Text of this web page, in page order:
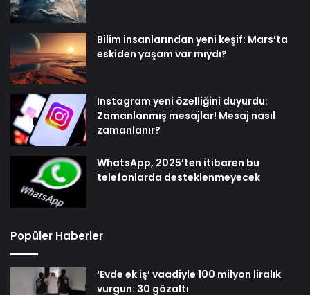
Bilim insanlarından yeni keşif: Mars’ta
eskiden yaşam var mıydı?
Instagram yeni özelliğini duyurdu:
Zamanlanmış mesajlar! Mesaj nasıl
zamanlanır?
WhatsApp, 2025’ten itibaren bu
telefonlarda desteklenmeyecek
Popüler Haberler
‘Evde ek iş’ vaadiyle 100 milyon liralık
vurgun: 30 gözaltı